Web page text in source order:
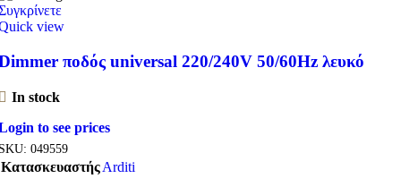
view
ποδός universal 220/240V 50/60Hz λευκό
In stock
to see prices
049559
ΚατασκευαστήςArditi